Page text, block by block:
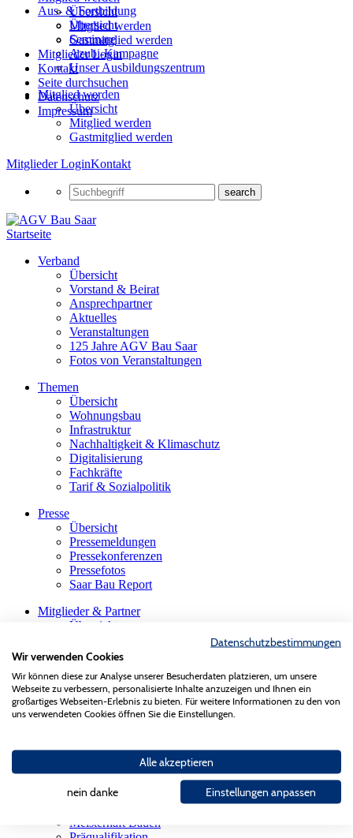
Übersicht
Mitglied werden
Gastmitglied werden
Mitglieder Login
Kontakt
Seite durchsuchen
Datenschutz
Impressum
Aus- & Fortbildung
Übersicht
Seminare
Azubi-Kampagne
Unser Ausbildungszentrum
Mitglied werden
Übersicht
Mitglied werden
Gastmitglied werden
Mitglieder LoginKontakt
Startseite
Verband
Übersicht
Vorstand & Beirat
Ansprechpartner
Aktuelles
Veranstaltungen
125 Jahre AGV Bau Saar
Fotos von Veranstaltungen
Themen
Übersicht
Wohnungsbau
Infrastruktur
Nachhaltigkeit & Klimaschutz
Digitalisierung
Fachkräfte
Tarif & Sozialpolitik
Presse
Übersicht
Pressemeldungen
Pressekonferenzen
Pressefotos
Saar Bau Report
Mitglieder & Partner
Übersicht
Die saarländische Bauindustrie
Gastmitglieder
VBS-Verband der Baustoffindustrie
Landesgütegemeinschaft
Firmensuche
Meisterhaft Bauen
Datenschutzbestimmungen
Wir verwenden Cookies
Wir können diese zur Analyse unserer Besucherdaten platzieren, um unsere
Webseite zu verbessern, personalisierte Inhalte anzuzeigen und Ihnen ein
großartiges Webseiten-Erlebnis zu bieten. Für weitere Informationen zu den von
uns verwendeten Cookies öffnen Sie die Einstellungen.
Alle akzeptieren
nein danke Einstellungen anpassen